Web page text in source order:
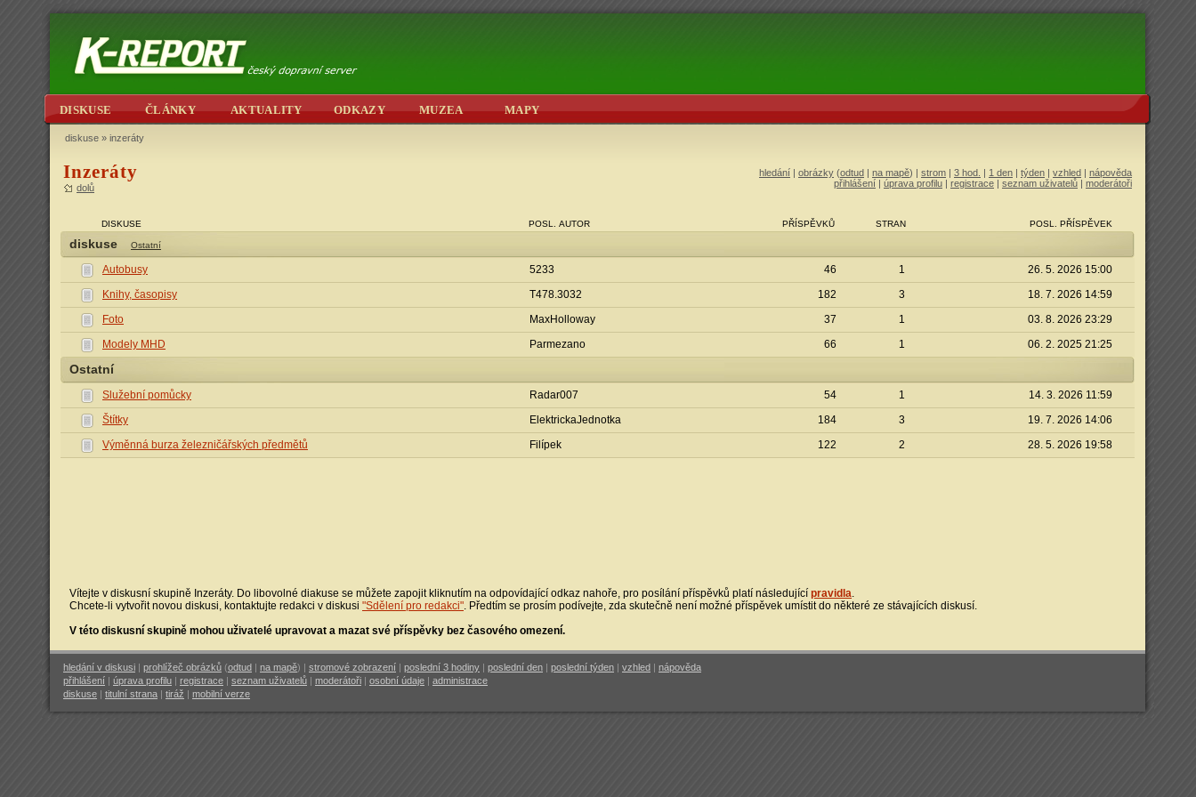
DISKUSE ČLÁNKY AKTUALITY ODKAZY MUZEA MAPY
diskuse » inzeráty
Inzeráty
dolů
hledání | obrázky (odtud | na mapě) | strom | 3 hod. | 1 den | týden | vzhled | nápověda
přihlášení | úprava profilu | registrace | seznam uživatelů | moderátoři
DISKUSE POSL. AUTOR PŘÍSPĚVKŮ STRAN POSL. PŘÍSPĚVEK
diskuse Ostatní
Autobusy 5233 46 1
26. 5. 2026 15:00
Knihy, časopisy
T478.3032 182 3
18. 7. 2026 14:59
Foto
MaxHolloway 37 1
03. 8. 2026 23:29
Modely MHD
Parmezano 66 1 06. 2. 2025 21:25
Ostatní
Služební pomůcky Radar007 54 1
14. 3. 2026 11:59
Štítky
ElektrickaJednotka 184 3
19. 7. 2026 14:06
Výměnná burza železničářských předmětů
Filípek 122 2 28. 5. 2026 19:58
Vítejte v diskusní skupině Inzeráty. Do libovolné diakuse se můžete zapojit kliknutím na odpovídající odkaz nahoře, pro posílání příspěvků platí následující pravidla.
Chcete-li vytvořit novou diskusi, kontaktujte redakci v diskusi "Sdělení pro redakci". Předtím se prosím podívejte, zda skutečně není možné příspěvek umístit do některé ze stávajících diskusí.
V této diskusní skupině mohou uživatelé upravovat a mazat své příspěvky bez časového omezení.
hledání v diskusi | prohlížeč obrázků (odtud | na mapě) | stromové zobrazení | poslední 3 hodiny | poslední den | poslední týden | vzhled | nápověda
přihlášení | úprava profilu | registrace | seznam uživatelů | moderátoři | osobní údaje | administrace
diskuse | titulní strana | tiráž | mobilní verze